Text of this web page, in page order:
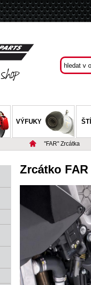
VÝFUKY
"FAR" Zrcátka
Zrcátko FAR